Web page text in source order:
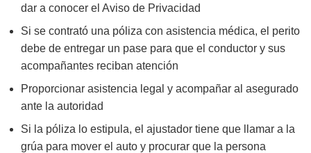
dar a conocer el Aviso de Privacidad
Si se contrató una póliza con asistencia médica, el perito
debe de entregar un pase para que el conductor y sus
acompañantes reciban atención
Proporcionar asistencia legal y acompañar al asegurado
ante la autoridad
Si la póliza lo estipula, el ajustador tiene que llamar a la
grúa para mover el auto y procurar que la persona